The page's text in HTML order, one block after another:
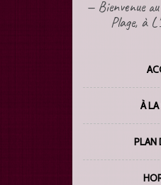
—Bienvenue
Plage, à
À
PLAN